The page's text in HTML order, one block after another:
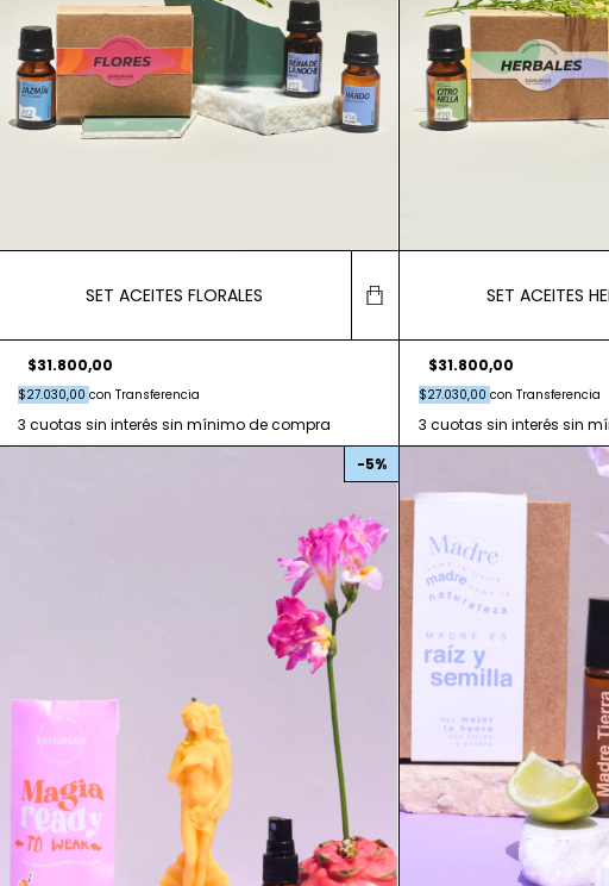
SET ACEITES FLORALES
$31.800,00
$27.030,00 con Transferencia
SET ACEITES
$31.800,00
$27.030,00 con Transferencia
-5%